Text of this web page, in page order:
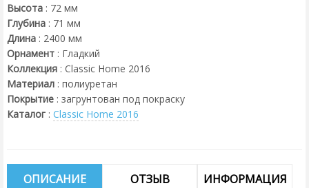
Высота : 72 мм
Глубина : 71 мм
Длина : 2400 мм
Орнамент : Гладкий
Коллекция : Classic Home 2016
Материал : полиуретан
Покрытие : загрунтован под покраску
Каталог : Classic Home 2016
ОПИСАНИЕ ОТЗЫВ ИНФОРМАЦИЯ